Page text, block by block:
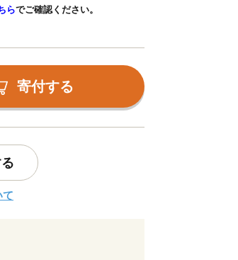
らでご確認ください。
寄付する
て